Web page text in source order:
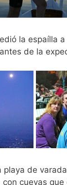
la espaílla a
de la
playa de
con cuevas